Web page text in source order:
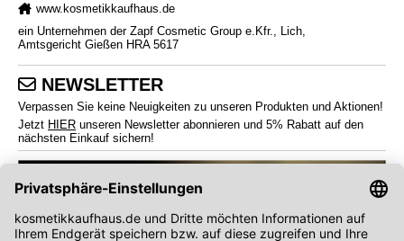
www.kosmetikkaufhaus.de
ein Unternehmen der Zapf Cosmetic Group e.Kfr., Lich,
Amtsgericht Gießen HRA 5617
NEWSLETTER
Verpassen Sie keine Neuigkeiten zu unseren Produkten und Aktionen!
Jetzt HIER unseren Newsletter abonnieren und 5% Rabatt auf den
nächsten Einkauf sichern!